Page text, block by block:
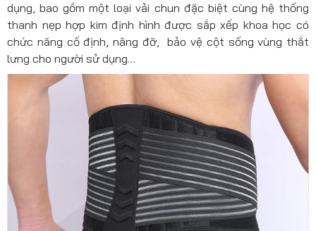
dụng, bao gồm một loại vải chun đặc biệt cùng hệ thống
thanh nẹp hợp kim định hình được sắp xếp khoa học có
chức năng cố định, nâng đỡ, bảo vệ cột sống vùng thắt
lưng cho người sử dụng…